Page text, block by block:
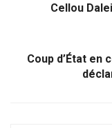
Cellou
Coup d’État en